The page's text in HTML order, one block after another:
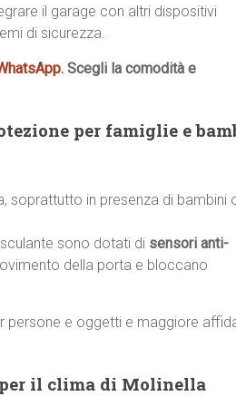
il garage con altri dispositivi
di sicurezza.
. Scegli la comodità e
per famiglie e
soprattutto in presenza di bambini
sono dotati di sensori anti-
della porta e bloccano
persone e oggetti e maggiore
il clima di Molinella